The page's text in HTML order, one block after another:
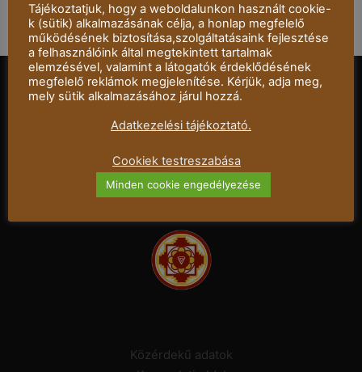
fenntartva.
Közérdekű adatok
Tájékoztatjuk, hogy a weboldalunkon használt cookie-
k (sütik) alkalmazásának célja, a honlap megfelelő
működésének biztosítása,szolgáltatásaink fejlesztése
a felhasználóink által megtekintett tartalmak
elemzésével, valamint a látogatók érdeklődésének
megfelelő reklámok megjelenítése. Kérjük, adja meg,
mely sütik alkalmazásához járul hozzá.
Adatkezelési tájékoztató.
Cookiek testreszabása
Minden cookie engedélyezése